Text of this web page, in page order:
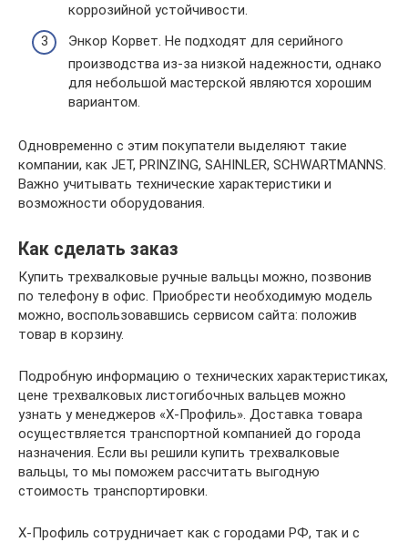
коррозийной устойчивости.
Энкор Корвет. Не подходят для серийного
производства из-за низкой надежности, однако
для небольшой мастерской являются хорошим
вариантом.
Одновременно с этим покупатели выделяют такие
компании, как JET, PRINZING, SAHINLER, SCHWARTMANNS.
Важно учитывать технические характеристики и
возможности оборудования.
Как сделать заказ
Купить трехвалковые ручные вальцы можно, позвонив
по телефону в офис. Приобрести необходимую модель
можно, воспользовавшись сервисом сайта: положив
товар в корзину.
Подробную информацию о технических характеристиках,
цене трехвалковых листогибочных вальцев можно
узнать у менеджеров «Х-Профиль». Доставка товара
осуществляется транспортной компанией до города
назначения. Если вы решили купить трехвалковые
вальцы, то мы поможем рассчитать выгодную
стоимость транспортировки.
Х-Профиль сотрудничает как с городами РФ, так и с